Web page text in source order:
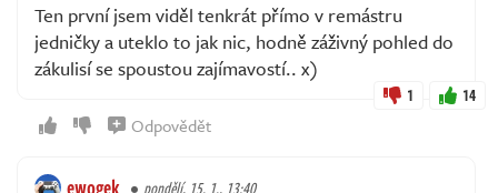
Ten první jsem viděl tenkrát přímo v remástru
jedničky a uteklo to jak nic, hodně záživný pohled do
zákulisí se spoustou zajímavostí.. x)
1 14
Odpovědět
pondělí, 15. 1., 13:40